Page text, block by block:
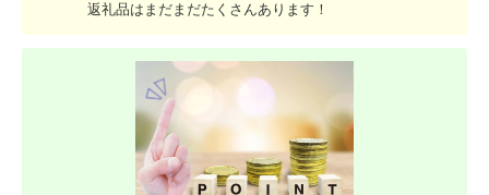
返礼品はまだまだたくさんあります！